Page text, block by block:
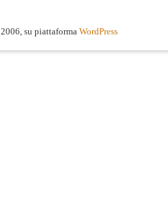
2006, su piattaforma WordPress